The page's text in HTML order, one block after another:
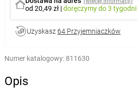
od 20,49 zł |doręczymydo 3 tygodni
Uzyskasz 64 Przyjemniaczków
Numer katalogowy: 811630
Opis